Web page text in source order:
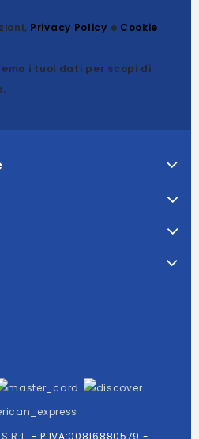
Privacy Policy e Cookie
i tuoi dati per scopi di
- P.IVA:00816880579 -